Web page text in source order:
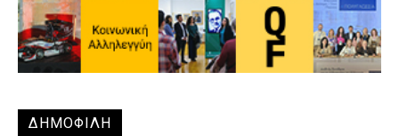
ΔΗΜΟΦΙΛΗ